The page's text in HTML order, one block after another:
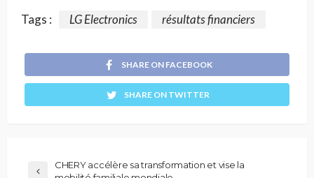
Tags : LG Electronics résultats financiers
SHARE ON FACEBOOK
SHARE ON TWITTER
CHERY accélère sa transformation et vise la